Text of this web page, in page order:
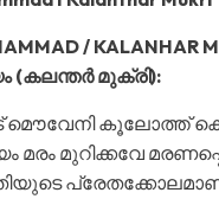
/ KALANHAR
(കലന്തര്‍ മുക്രി):
മൌവേനി കൂലോത്ത്
മരം മുറിക്കവേ